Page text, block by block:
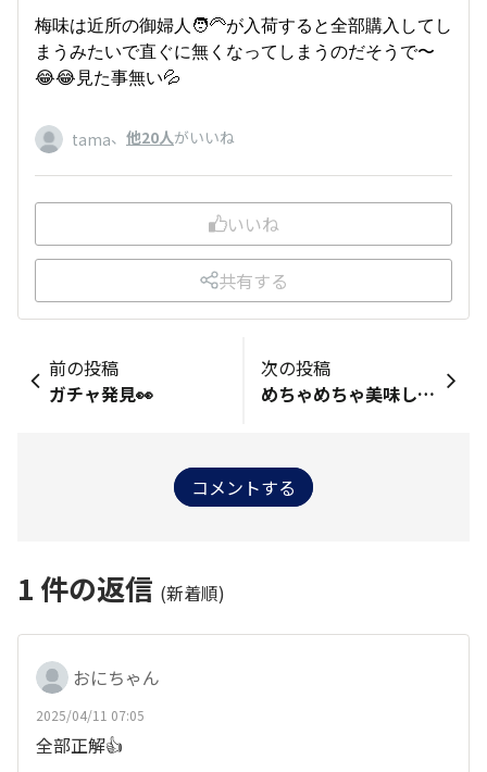
梅味は近所の御婦人🧑‍🦳が入荷すると全部購入してし
まうみたいで直ぐに無くなってしまうのだそうで〜
😂😂見た事無い💦
tama、 他20人がいいね
いいね
共有する
前の投稿
ガチャ発見👀
次の投稿
めちゃめちゃ美味しい✨
コメントする
1 件の返信 (新着順)
おにちゃん
2025/04/11 07:05
全部正解👍